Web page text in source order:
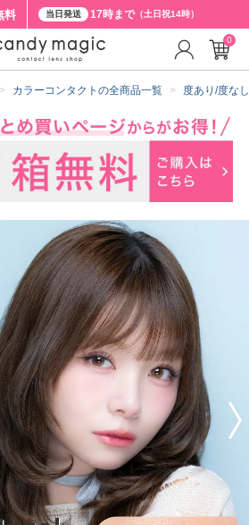
料 当日発送 17時まで（土日祝14時）
カラーコンタクトの全商品一覧 度あり/度な
0
クーポン詳細